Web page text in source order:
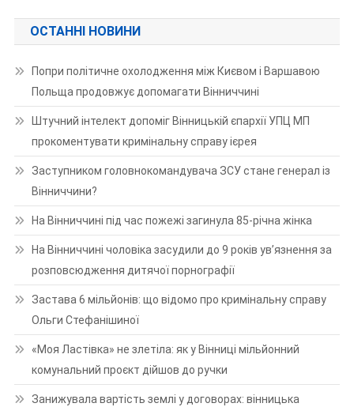
ОСТАННІ НОВИНИ
Попри політичне охолодження між Києвом і Варшавою
Польща продовжує допомагати Вінниччині
Штучний інтелект допоміг Вінницькій єпархії УПЦ МП
прокоментувати кримінальну справу ієрея
Заступником головнокомандувача ЗСУ стане генерал із
Вінниччини?
На Вінниччині під час пожежі загинула 85-річна жінка
На Вінниччині чоловіка засудили до 9 років ув’язнення за
розповсюдження дитячої порнографії
Застава 6 мільйонів: що відомо про кримінальну справу
Ольги Стефанішиної
«Моя Ластівка» не злетіла: як у Вінниці мільйонний
комунальний проєкт дійшов до ручки
Занижувала вартість землі у договорах: вінницька